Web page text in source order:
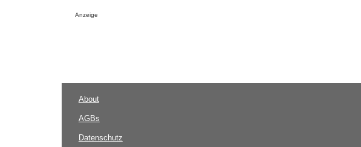
Anzeige
About
AGBs
Datenschutz